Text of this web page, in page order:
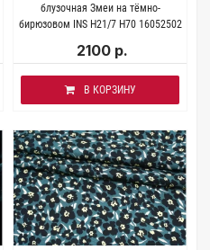
блузочная Змеи на тёмно-
бирюзовом INS H21/7 H70 16052502
2100 р.
В КОРЗИНУ